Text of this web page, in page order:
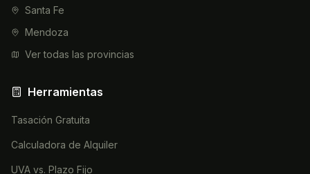
Santa Fe
Mendoza
Ver todas las provincias
Herramientas
Tasación Gratuita
Calculadora de Alquiler
UVA vs. Plazo Fijo